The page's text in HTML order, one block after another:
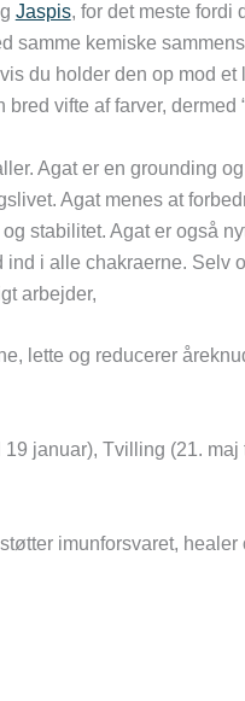
Jaspis, for det meste fordi
samme kemiske
du holder den op mod et
vifte af farver, dermed
Agat er en grounding
Agat menes at
stabilitet. Agat er også
i alle chakraerne. Selv
arbejder,
lette og reducerer
januar), Tvilling (21. maj
imunforsvaret, healer